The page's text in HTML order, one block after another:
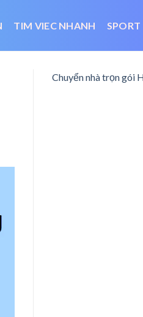
TIM VIEC NHANH SPORT
Chuyển nhà trọn gói